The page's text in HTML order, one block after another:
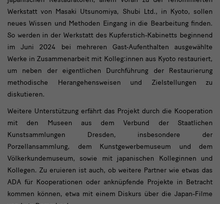
Werkstatt von Masaki Utsunomiya, Shubi Ltd., in Kyoto, sollen
neues Wissen und Methoden Eingang in die Bearbeitung finden.
So werden in der Werkstatt des Kupferstich-Kabinetts beginnend
im Juni 2024 bei mehreren Gast-Aufenthalten ausgewählte
Werke in Zusammenarbeit mit Kolleg:innen aus Kyoto restauriert,
um neben der eigentlichen Durchführung der Restaurierung
methodische Herangehensweisen und Zielstellungen zu
diskutieren.
Weitere Unterstützung erfährt das Projekt durch die Kooperation
mit den Museen aus dem Verbund der Staatlichen
Kunstsammlungen Dresden, insbesondere der
Porzellansammlung, dem Kunstgewerbemuseum und dem
Völkerkundemuseum, sowie mit japanischen Kolleginnen und
Kollegen. Zu eruieren ist auch, ob weitere Partner wie etwas das
ADA für Kooperationen oder anknüpfende Projekte in Betracht
kommen können, etwa mit einem Diskurs über die Japan-Filme